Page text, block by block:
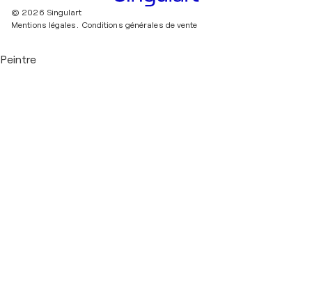
© 2026 Singulart
Mentions légales. Conditions générales de vente
Peintre